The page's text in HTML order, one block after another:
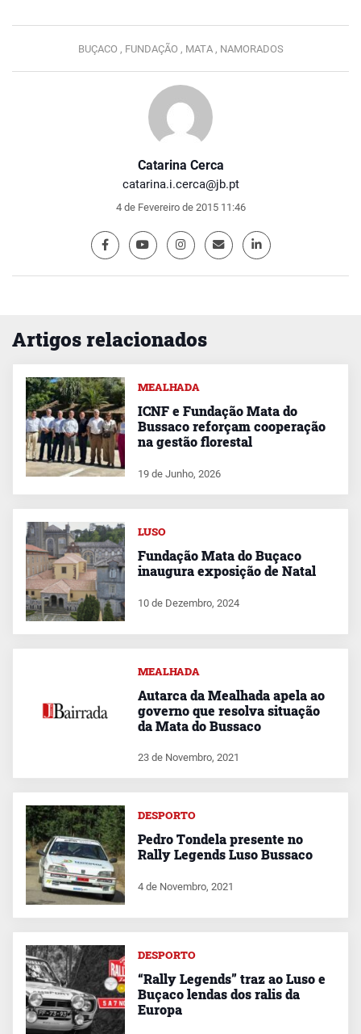
Catarina Cerca
catarina.i.cerca@jb.pt
4 de Fevereiro de 2015 11:46
BUÇACO , FUNDAÇÃO , MATA , NAMORADOS
Artigos relacionados
MEALHADA
ICNF e Fundação Mata do
Bussaco reforçam cooperação
na gestão florestal
19 de Junho, 2026
LUSO
Fundação Mata do Buçaco
inaugura exposição de Natal
10 de Dezembro, 2024
MEALHADA
Autarca da Mealhada apela ao
governo que resolva situação
da Mata do Bussaco
23 de Novembro, 2021
DESPORTO
Pedro Tondela presente no
Rally Legends Luso Bussaco
4 de Novembro, 2021
DESPORTO
“Rally Legends” traz ao Luso e
Buçaco lendas dos ralis da
Europa